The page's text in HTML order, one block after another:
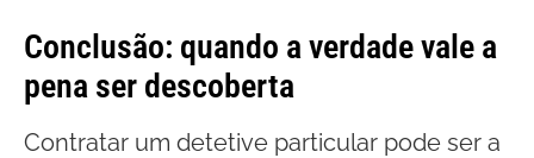
Conclusão: quando a verdade vale a
pena ser descoberta
Contratar um detetive particular pode ser a